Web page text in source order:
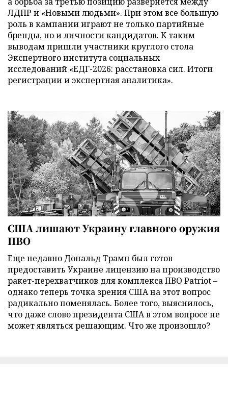
ЛДПР и «Новыми людьми». При этом все большую
роль в кампании играют не только партийные
бренды, но и личности кандидатов. К таким
выводам пришли участники круглого стола
Экспертного института социальных
исследований «ЕДГ-2026: расстановка сил. Итоги
регистрации и экспертная аналитика».
США лишают Украину главного оружия
ПВО
Еще недавно Дональд Трамп был готов
предоставить Украине лицензию на производство
ракет-перехватчиков для комплекса ПВО Patriot –
однако теперь точка зрения США на этот вопрос
радикально поменялась. Более того, выяснилось,
что даже слово президента США в этом вопросе не
может являться решающим. Что же произошло?